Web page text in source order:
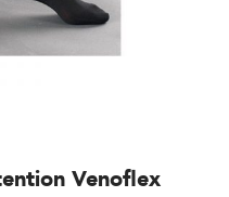
Venoflex